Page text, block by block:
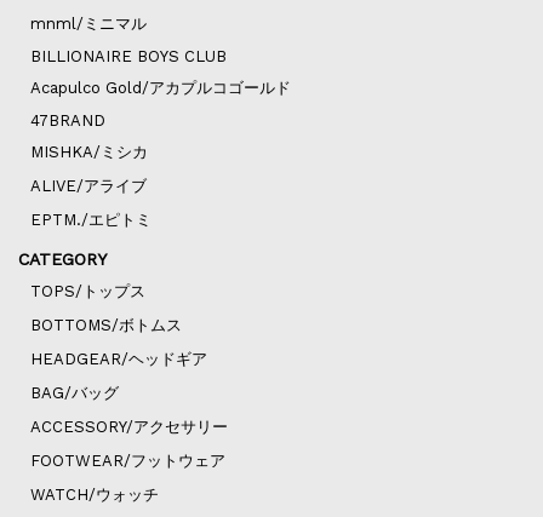
mnml/ミニマル
BILLIONAIRE BOYS CLUB
Acapulco Gold/アカプルコゴールド
47BRAND
MISHKA/ミシカ
ALIVE/アライブ
EPTM./エピトミ
CATEGORY
TOPS/トップス
BOTTOMS/ボトムス
HEADGEAR/ヘッドギア
BAG/バッグ
ACCESSORY/アクセサリー
FOOTWEAR/フットウェア
WATCH/ウォッチ